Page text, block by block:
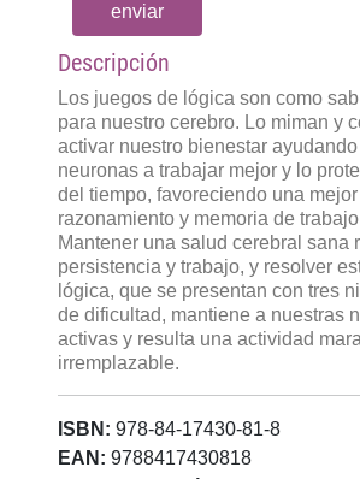
enviar
Descripción
Los juegos de lógica son como
para nuestro cerebro. Lo miman y
activar nuestro bienestar
neuronas a trabajar mejor y lo
del tiempo, favoreciendo una
razonamiento y memoria de
Mantener una salud cerebral sana
persistencia y trabajo, y resolver
lógica, que se presentan con tres
de dificultad, mantiene a nuestras
activas y resulta una actividad
irremplazable.
ISBN: 978-84-17430-81-8
EAN: 9788417430818